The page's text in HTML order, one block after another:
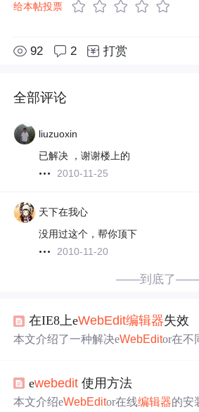
给本帖投票
92 2 打赏
全部评论
liuzuoxin
已解决 ，谢谢楼上的
2010-11-25
天下在我心
没用过这个，帮你顶下
2010-11-20
——到底了——
在IE8上eWebEdit编辑器失效
本文介绍了一种解决eWebEditor在不
ewebedit 使用方法
本文介绍eWebEditor在线编辑器的安